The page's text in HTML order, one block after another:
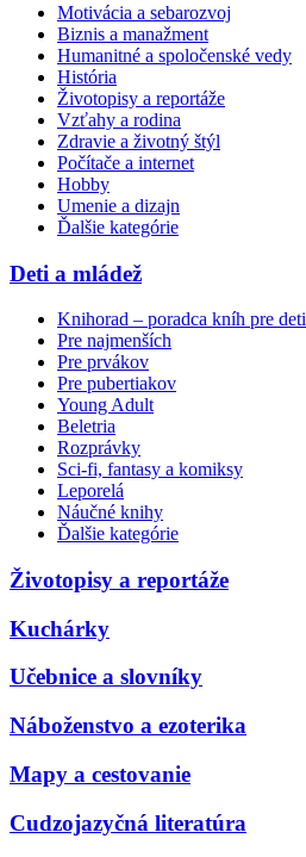
Motivácia a sebarozvoj
Biznis a manažment
Humanitné a spoločenské vedy
História
Životopisy a reportáže
Vzťahy a rodina
Zdravie a životný štýl
Počítače a internet
Hobby
Umenie a dizajn
Ďalšie kategórie
Deti a mládež
Knihorad – poradca kníh pre deti
Pre najmenších
Pre prvákov
Pre pubertiakov
Young Adult
Beletria
Rozprávky
Sci-fi, fantasy a komiksy
Leporelá
Náučné knihy
Ďalšie kategórie
Životopisy a reportáže
Kuchárky
Učebnice a slovníky
Náboženstvo a ezoterika
Mapy a cestovanie
Cudzojazyčná literatúra